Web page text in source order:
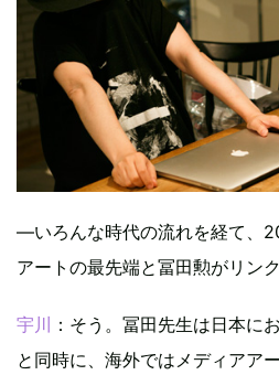
―いろんな時代の流れを経て、
アートの最先端と冨田勲がリンク
宇川 ：そう。冨田先生は日本に
と同時に、海外ではメディアア